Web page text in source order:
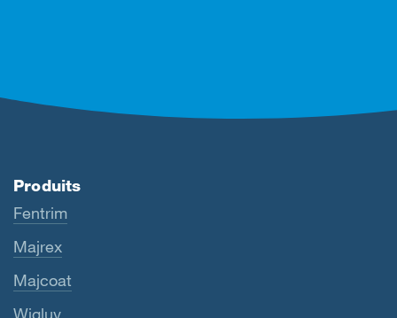
Produits
Fentrim
Majrex
Majcoat
Wigluv